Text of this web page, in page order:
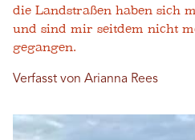
die Landstraßen haben sich
und sind mir seitdem nicht
gegangen.
Verfasst von Arianna Rees